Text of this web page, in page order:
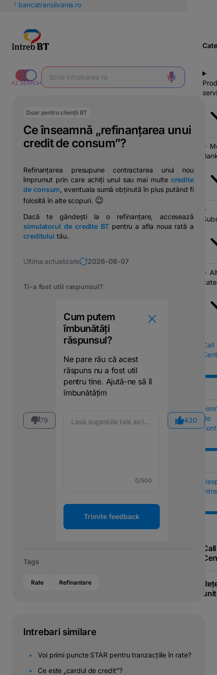
latineștibancatransilvania.ro
Call
de
Call
Doar pentru clienții BT
Ce înseamnă „refinanțarea unui
credit de consum”?
Refinanțarea presupune contractarea unui nou
împrumut prin care achiți unul sau mai multe credite
de consum , eventuala sumă obținută în plus putând fi
folosită în alte scopuri. 😉
Dacă te gândești la o refinanțare, accesează
simulatorul de credite BTpentru a afla noua rată a
creditului tău.
Ultima actualizare 2026-08-07
Ti-a fost util raspunsul?
79
Cum putem
îmbunătăți
răspunsul?
Ne pare rău că acest
răspuns nu a fost util
pentru tine. Ajută-ne să îl
îmbunătățim
0/500
Trimite feedback
430
Tags
Rate Refinantare
Intrebari similare
Voi primi puncte STAR pentru tranzacțiile în rate?
Ce este „cardul de credit”?